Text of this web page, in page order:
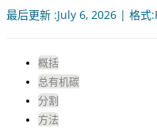
最后更新 :July 6, 2026 | 格式
概括
总有机碳
分割
方法